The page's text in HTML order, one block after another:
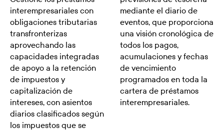
interempresariales con
obligaciones tributarias
transfronterizas
aprovechando las
capacidades integradas
de apoyo a la retención
de impuestos y
capitalización de
intereses, con asientos
diarios clasificados según
los impuestos que se
mediante el diario de
eventos, que proporciona
una visión cronológica de
todos los pagos,
acumulaciones y fechas
de vencimiento
programados en toda la
cartera de préstamos
interempresariales.